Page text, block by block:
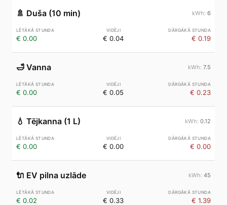
🚿 Duša (10 min) 6
€ 0.00 € 0.04 € 0.19
🛁 Vanna 7.5
€ 0.00 € 0.05 € 0.23
💧 Tējkanna (1 L) 0.12
€ 0.00 € 0.00 € 0.00
🔌 EV pilna uzlāde 45
€ 0.02 € 0.33 € 1.39